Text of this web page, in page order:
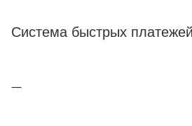
Система быстрых платежей